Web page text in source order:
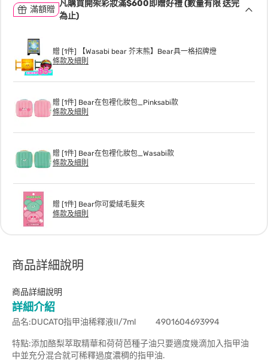
滿額贈
凡購買開架彩妝滿$600即贈好禮 (數量有限 送完
為止)
贈 [1件] 【Wasabi bear 芥末熊】Bear具一格招牌燈
條款及細則
贈 [1件] Bear在包裡化妝包_Pinksabi款
條款及細則
贈 [1件] Bear在包裡化妝包_Wasabi款
條款及細則
贈 [1件] Bear你可愛絨毛髮夾
條款及細則
商品詳細說明
商品詳細說明
詳細介紹
品名:DUCATO指甲油稀釋液II/7ml 4901604693994
特點:添加酪梨萃取精華和荷荷芭種子油只要適度幾滴加入指甲油
中並充分混合就可稀釋過度濃稠的指甲油.